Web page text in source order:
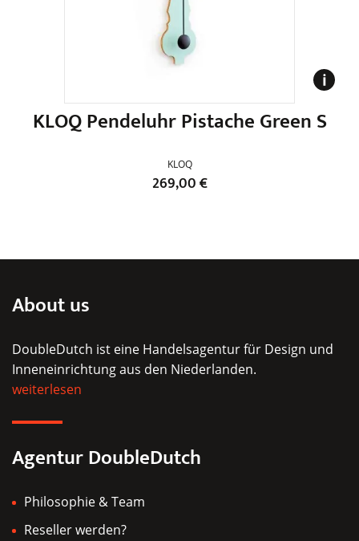
KLOQ Pendeluhr Pistache Green S
KLOQ
269,00€
Optionen
können
gewählt
About us
DoubleDutch ist eine Handelsagentur für Design und
Inneneinrichtung aus den Niederlanden.
weiterlesen
Agentur DoubleDutch
Philosophie & Team
Reseller werden?